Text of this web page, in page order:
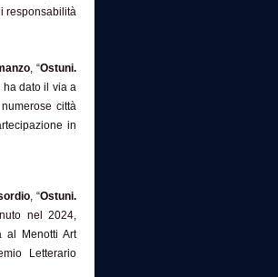
responsabilità
, “Ostuni.
ha dato il via a
città
in
, “Ostuni.
nel 2024,
al Menotti Art
Letterario